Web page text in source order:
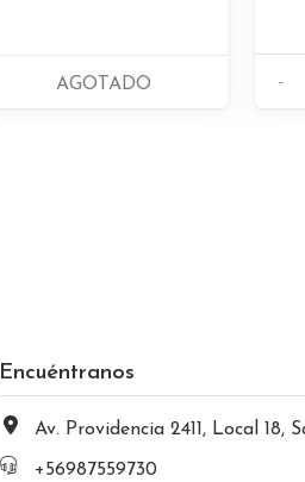
AGOTADO -
Encuéntranos
Av. Providencia 2411, Local 18, Santiago, Región
+56987559730